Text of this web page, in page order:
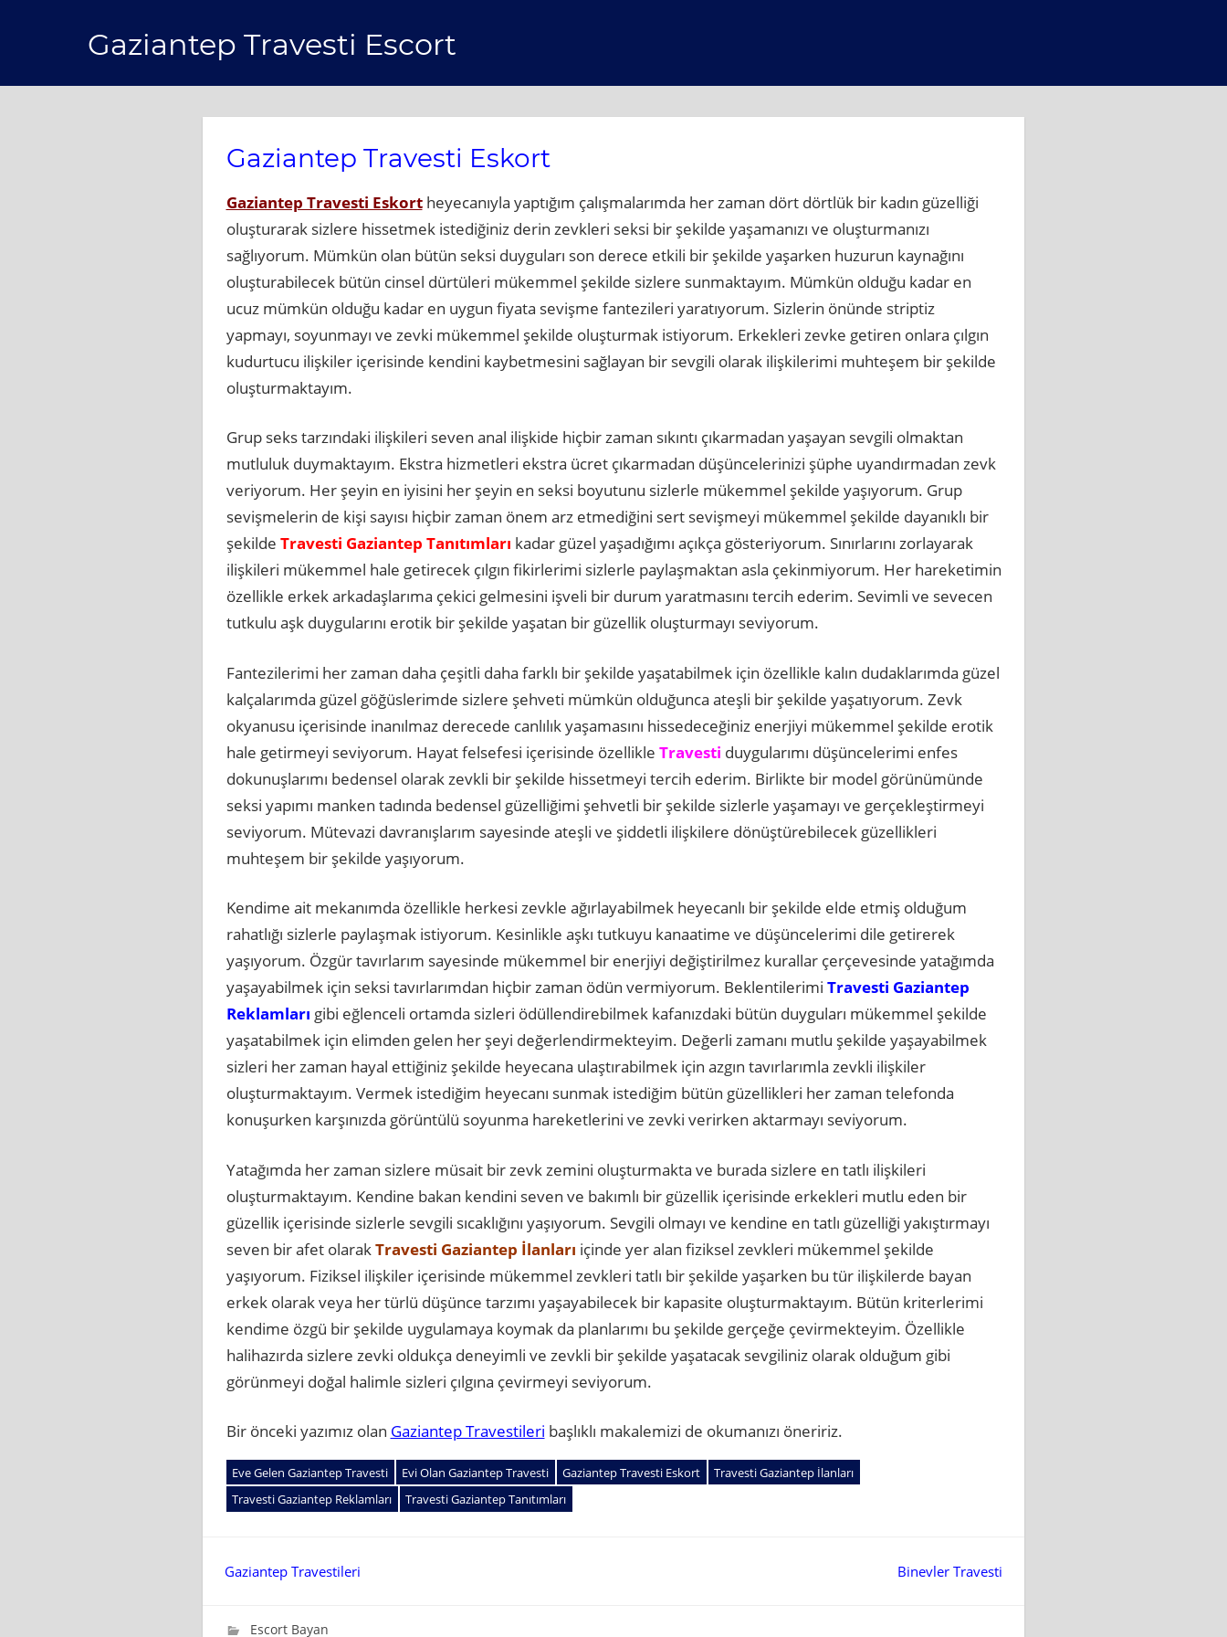
Gaziantep Travesti Escort
Gaziantep Travesti Eskort
Gaziantep Travesti Eskortheyecanıyla yaptığım çalışmalarımda her zaman dört dörtlük bir kadın güzelliği
oluşturarak sizlere hissetmek istediğiniz derin zevkleri seksi bir şekilde yaşamanızı ve oluşturmanızı
sağlıyorum. Mümkün olan bütün seksi duyguları son derece etkili bir şekilde yaşarken huzurun kaynağını
oluşturabilecek bütün cinsel dürtüleri mükemmel şekilde sizlere sunmaktayım. Mümkün olduğu kadar en
ucuz mümkün olduğu kadar en uygun fiyata sevişme fantezileri yaratıyorum. Sizlerin önünde striptiz
yapmayı, soyunmayı ve zevki mükemmel şekilde oluşturmak istiyorum. Erkekleri zevke getiren onlara çılgın
kudurtucu ilişkiler içerisinde kendini kaybetmesini sağlayan bir sevgili olarak ilişkilerimi muhteşem bir şekilde
oluşturmaktayım.
Grup seks tarzındaki ilişkileri seven anal ilişkide hiçbir zaman sıkıntı çıkarmadan yaşayan sevgili olmaktan
mutluluk duymaktayım. Ekstra hizmetleri ekstra ücret çıkarmadan düşüncelerinizi şüphe uyandırmadan zevk
veriyorum. Her şeyin en iyisini her şeyin en seksi boyutunu sizlerle mükemmel şekilde yaşıyorum. Grup
sevişmelerin de kişi sayısı hiçbir zaman önem arz etmediğini sert sevişmeyi mükemmel şekilde dayanıklı bir
şekilde Travesti Gaziantep Tanıtımları kadar güzel yaşadığımı açıkça gösteriyorum. Sınırlarını zorlayarak
ilişkileri mükemmel hale getirecek çılgın fikirlerimi sizlerle paylaşmaktan asla çekinmiyorum. Her hareketimin
özellikle erkek arkadaşlarıma çekici gelmesini işveli bir durum yaratmasını tercih ederim. Sevimli ve sevecen
tutkulu aşk duygularını erotik bir şekilde yaşatan bir güzellik oluşturmayı seviyorum.
Fantezilerimi her zaman daha çeşitli daha farklı bir şekilde yaşatabilmek için özellikle kalın dudaklarımda güzel
kalçalarımda güzel göğüslerimde sizlere şehveti mümkün olduğunca ateşli bir şekilde yaşatıyorum. Zevk
okyanusu içerisinde inanılmaz derecede canlılık yaşamasını hissedeceğiniz enerjiyi mükemmel şekilde erotik
hale getirmeyi seviyorum. Hayat felsefesi içerisinde özellikle Travesti duygularımı düşüncelerimi enfes
dokunuşlarımı bedensel olarak zevkli bir şekilde hissetmeyi tercih ederim. Birlikte bir model görünümünde
seksi yapımı manken tadında bedensel güzelliğimi şehvetli bir şekilde sizlerle yaşamayı ve gerçekleştirmeyi
seviyorum. Mütevazi davranışlarım sayesinde ateşli ve şiddetli ilişkilere dönüştürebilecek güzellikleri
muhteşem bir şekilde yaşıyorum.
Kendime ait mekanımda özellikle herkesi zevkle ağırlayabilmek heyecanlı bir şekilde elde etmiş olduğum
rahatlığı sizlerle paylaşmak istiyorum. Kesinlikle aşkı tutkuyu kanaatime ve düşüncelerimi dile getirerek
yaşıyorum. Özgür tavırlarım sayesinde mükemmel bir enerjiyi değiştirilmez kurallar çerçevesinde yatağımda
yaşayabilmek için seksi tavırlarımdan hiçbir zaman ödün vermiyorum. Beklentilerimi Travesti Gaziantep
Reklamları gibi eğlenceli ortamda sizleri ödüllendirebilmek kafanızdaki bütün duyguları mükemmel şekilde
yaşatabilmek için elimden gelen her şeyi değerlendirmekteyim. Değerli zamanı mutlu şekilde yaşayabilmek
sizleri her zaman hayal ettiğiniz şekilde heyecana ulaştırabilmek için azgın tavırlarımla zevkli ilişkiler
oluşturmaktayım. Vermek istediğim heyecanı sunmak istediğim bütün güzellikleri her zaman telefonda
konuşurken karşınızda görüntülü soyunma hareketlerini ve zevki verirken aktarmayı seviyorum.
Yatağımda her zaman sizlere müsait bir zevk zemini oluşturmakta ve burada sizlere en tatlı ilişkileri
oluşturmaktayım. Kendine bakan kendini seven ve bakımlı bir güzellik içerisinde erkekleri mutlu eden bir
güzellik içerisinde sizlerle sevgili sıcaklığını yaşıyorum. Sevgili olmayı ve kendine en tatlı güzelliği yakıştırmayı
seven bir afet olarakTravesti Gaziantep İlanları içinde yer alan fiziksel zevkleri mükemmel şekilde
yaşıyorum. Fiziksel ilişkiler içerisinde mükemmel zevkleri tatlı bir şekilde yaşarken bu tür ilişkilerde bayan
erkek olarak veya her türlü düşünce tarzımı yaşayabilecek bir kapasite oluşturmaktayım. Bütün kriterlerimi
kendime özgü bir şekilde uygulamaya koymak da planlarımı bu şekilde gerçeğe çevirmekteyim. Özellikle
halihazırda sizlere zevki oldukça deneyimli ve zevkli bir şekilde yaşatacak sevgiliniz olarak olduğum gibi
görünmeyi doğal halimle sizleri çılgına çevirmeyi seviyorum.
Bir önceki yazımız olan Gaziantep Travestileri başlıklı makalemizi de okumanızı öneririz.
Eve Gelen Gaziantep Travesti Evi Olan Gaziantep Travesti Gaziantep Travesti Eskort
Travesti Gaziantep İlanları
Travesti Gaziantep Reklamları
Travesti Gaziantep Tanıtımları
Yazı
Gaziantep Travestileri Binevler Travesti
Mart 27, 2024
wpadmin_637ca3
Escort Bayan